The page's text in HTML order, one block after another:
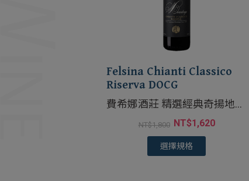
Felsina Chianti Classico
Riserva DOCG
費希娜酒莊 精選經典奇揚地紅
NT$1,800 NT$1,620
選擇規格